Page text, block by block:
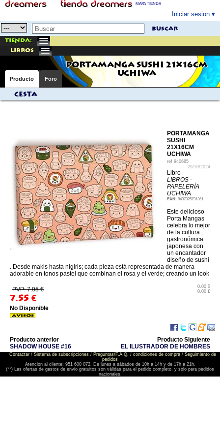
MAPA TIENDA
Iniciar sesion
buscar
Tienda:
libros
PORTAMANGA SUSHI 21X16CM
UCHIWA
Producto Foro
Cesta
PORTAMANGA
SUSHI
21X16CM
UCHIWA
ref 940685
29/10/2024
Libro
LIBROS -
PAPELERÍA
UCHIWA
EAN: 8437025791361
Este delicioso
Porta Mangas
celebra lo mejor
de la cultura
gastronómica
japonesa con
un encantador
diseño de sushi
. Desde makis hasta nigiris; cada pieza está representada de manera
adorable en tonos pastel que combinan el rosa y el verde; creando un look
PVP: 7.95 €
7.55 €
0.00 $
0.00 £
No Disponible
Producto anterior
SHADOW HOUSE #16
Producto Siguiente
EL ILUSTRADOR DE HOMBRES
Contactar/ Sistema de subscripciones/ Preguntas/F.A.Q. / condiciones de compra/ Seguimiento de
pedidos
Atención al cliente: 951 600 072. De lunes a sábados de 10h a 14h y de 17h a 21h.
(**) Las ofertas de gastos de envio gratuitos son válidas para el pedido completo, y sólo para pedidos
nacionales.